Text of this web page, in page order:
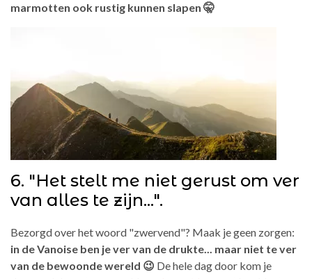
marmotten ook rustig kunnen slapen 🤫
6. "Het stelt me niet gerust om ver
van alles te zijn...".
Bezorgd over het woord "zwervend"? Maak je geen zorgen:
in de Vanoise ben je ver van de drukte... maar niet te ver
van de bewoonde wereld 😉 De hele dag door kom je